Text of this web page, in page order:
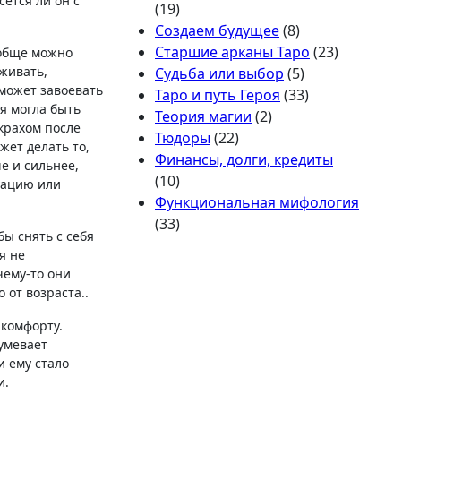
можно
завоевать
могла быть
после
делать то,
и сильнее,
или
снять с себя
не
то они
возраста..
ему стало
(19)
Создаем будущее(8)
Старшие арканы Таро (23)
Судьба или выбор (5)
Таро и путь Героя (33)
Теория магии (2)
Тюдоры(22)
Финансы, долги, кредиты
(10)
Функциональная мифология
(33)